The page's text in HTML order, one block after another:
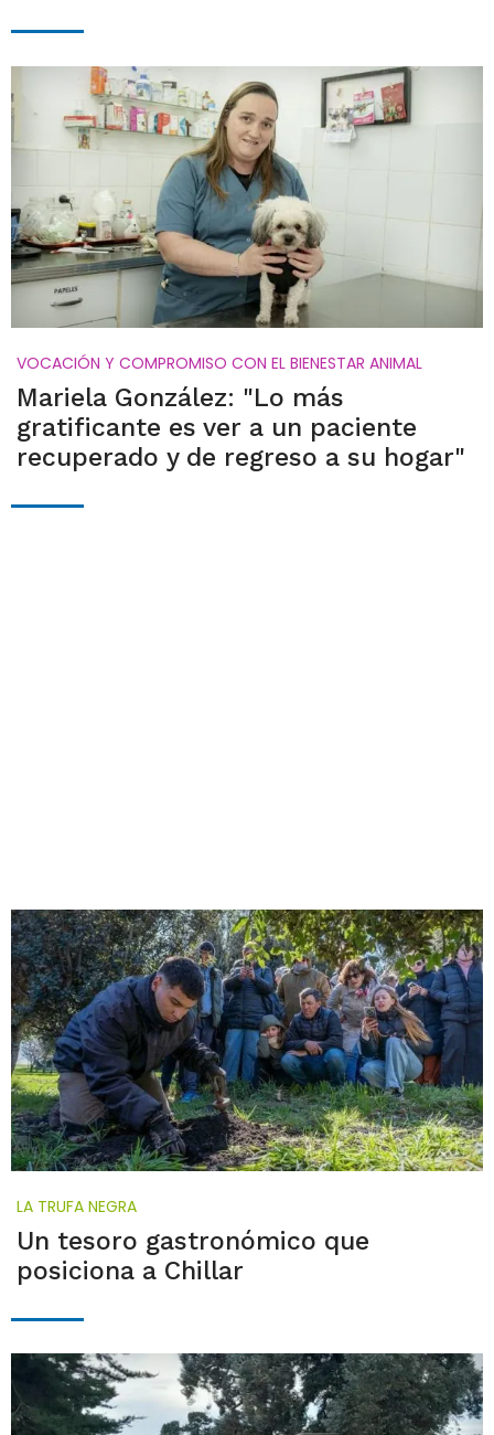
VOCACIÓN Y COMPROMISO CON EL BIENESTAR ANIMAL
Mariela González: "Lo más
gratificante es ver a un paciente
recuperado y de regreso a su hogar"
LA TRUFA NEGRA
Un tesoro gastronómico que
posiciona a Chillar